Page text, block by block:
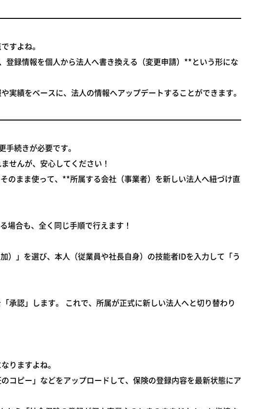
すよね。
録情報を個人から法人へ書き換える（変更申請）**という形にな
績をベースに、法人の情報へアップデートすることができます。
続きが必要です。
せんが、安心してください！
のまま使って、**所属する会社（事業者）を新しい法人へ紐づけ直
合も、全く同じ手順で行えます！
）」を選び、本人（従業員や社長自身）の技能者IDを入力して「う
承認」します。 これで、所属が正式に新しい法人へと切り替わり
りますよね。
コピー」などをアップロードして、保険の登録内容を最新状態にア